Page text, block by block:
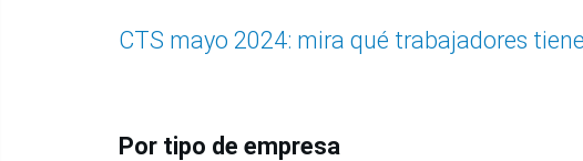
CTS mayo 2024: mira qué trabajadores
Por tipo de empresa